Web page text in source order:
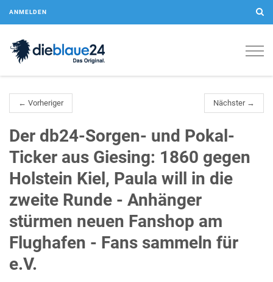
ANMELDEN
← Vorheriger Nächster →
Der db24-Sorgen- und Pokal-
Ticker aus Giesing: 1860 gegen
Holstein Kiel, Paula will in die
zweite Runde - Anhänger
stürmen neuen Fanshop am
Flughafen - Fans sammeln für
e.V.